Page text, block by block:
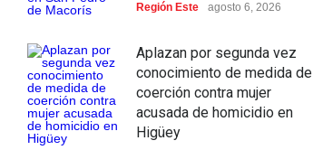
Región Este agosto 6, 2026
Aplazan por segunda vez
conocimiento de medida de
coerción contra mujer
acusada de homicidio en
Higüey